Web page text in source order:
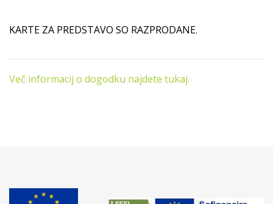
KARTE ZA PREDSTAVO SO RAZPRODANE.
Več informacij o dogodku najdete tukaj.